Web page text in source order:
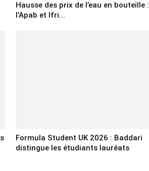
Hausse des prix de l’eau en bouteille :
l’Apab et Ifri...
Formula Student UK 2026 : Baddari
distingue les étudiants lauréats